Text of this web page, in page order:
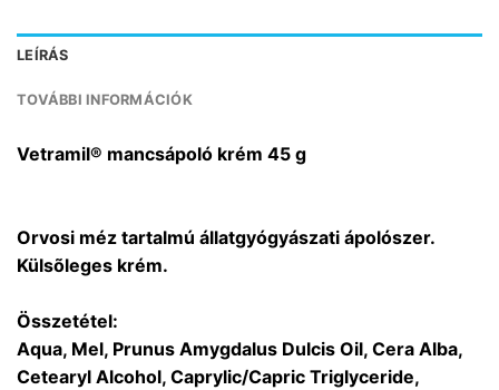
LEÍRÁS
TOVÁBBI INFORMÁCIÓK
Vetramil® mancsápoló krém 45 g
Orvosi méz tartalmú állatgyógyászati ápolószer.
Külsõleges krém.
Összetétel:
Aqua, Mel, Prunus Amygdalus Dulcis Oil, Cera Alba,
Cetearyl Alcohol, Caprylic/Capric Triglyceride,